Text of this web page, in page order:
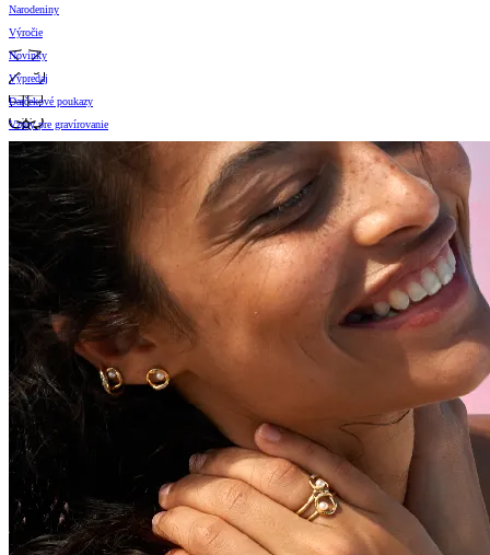
Narodeniny
Výročie
Novinky
Výpredaj
Darčekové poukazy
Vzory pre gravírovanie